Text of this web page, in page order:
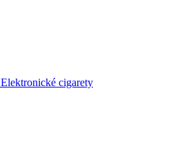
Elektronické cigarety